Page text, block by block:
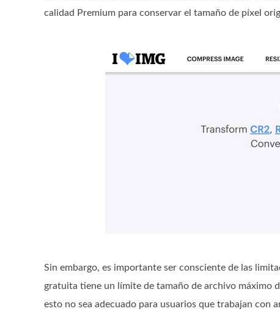
calidad Premium para conservar el tamaño de píxel
Sin embargo, es importante ser consciente de las
gratuita tiene un límite de tamaño de archivo máximo
esto no sea adecuado para usuarios que trabajan con